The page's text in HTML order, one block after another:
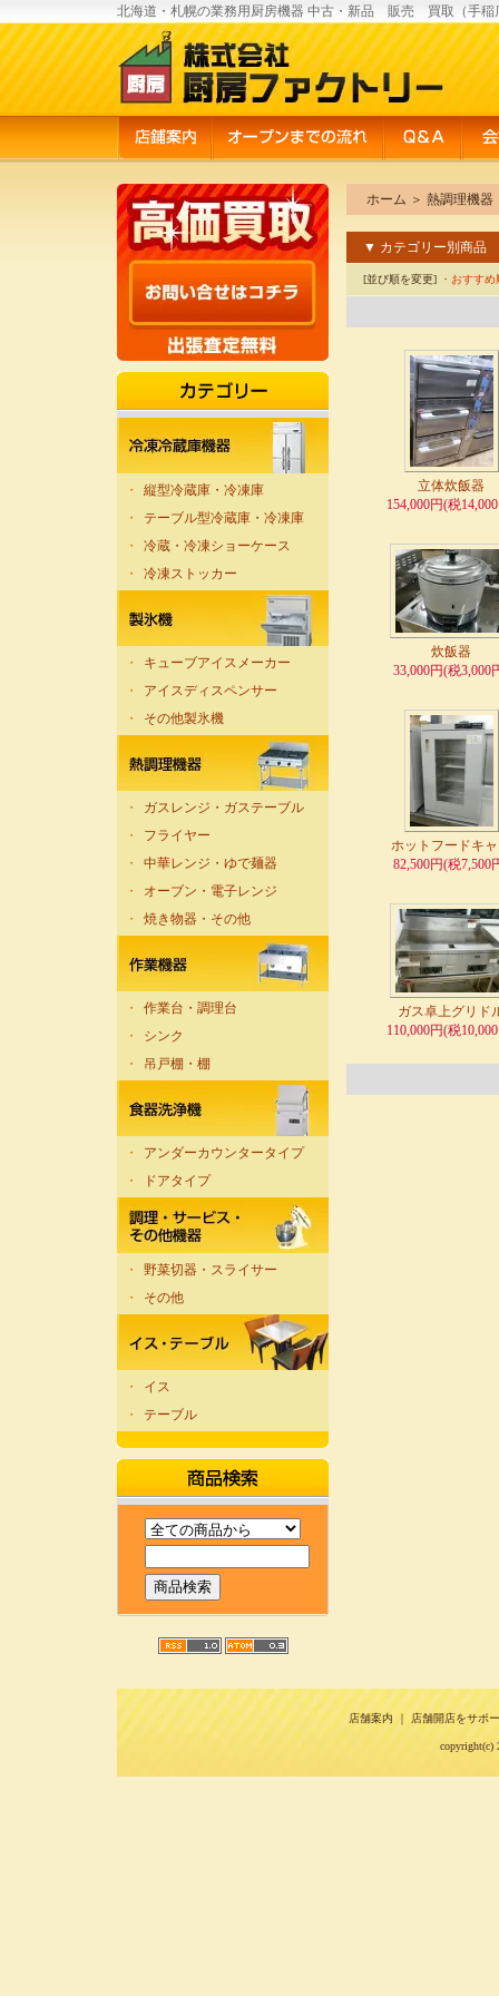
北海道・札幌の業務用厨房機器 中古・新品 販売 買取（手稲
・
縦型冷蔵庫・冷凍庫
・
テーブル型冷蔵庫・冷凍庫
・
冷蔵・冷凍ショーケース
・
冷凍ストッカー
・
キューブアイスメーカー
・
アイスディスペンサー
・
その他製氷機
・
ガスレンジ・ガステーブル
・
フライヤー
・
中華レンジ・ゆで麺器
・
オーブン・電子レンジ
・
焼き物器・その他
・
作業台・調理台
・
シンク
・
吊戸棚・棚
・
アンダーカウンタータイプ
・
ドアタイプ
・
野菜切器・スライサー
・
その他
・
イス
・
テーブル
ホーム ＞ 熱調理機器
▼ カテゴリー別商品
[並び順を変更] ・おすすめ
立体炊飯器
154,000円(税
炊飯器
33,000円(税3,000
ホットフードキ
82,500円(税7,500
ガス卓上グリド
110,000円(税
店舗案内 ｜ 店舗開店をサポ
copyright(c)